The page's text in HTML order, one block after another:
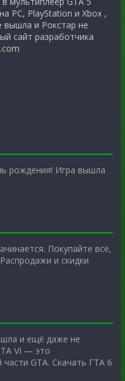
PC, PlayStation и Xbox ,
вышла и Рокстар не
сайт разработчика
рождения! Игра вышла
Покупайте всё,
и скидки
и ещё даже не
VI — это
GTA. Скачать ГТА 6